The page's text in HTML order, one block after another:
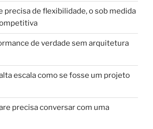
precisa de flexibilidade, o sob medida
de verdade sem arquitetura
escala como se fosse um projeto
precisa conversar com uma